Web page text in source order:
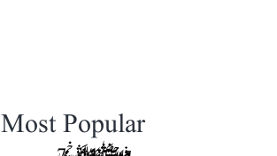
Most Popular